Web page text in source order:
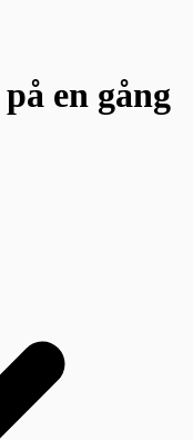
på en gång